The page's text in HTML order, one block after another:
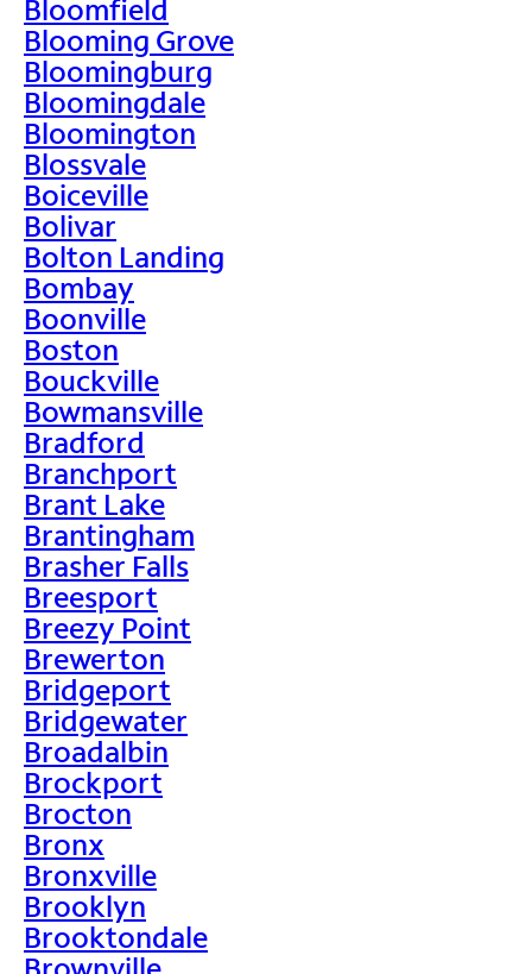
Bloomfield
Blooming Grove
Bloomingburg
Bloomingdale
Bloomington
Blossvale
Boiceville
Bolivar
Bolton Landing
Bombay
Boonville
Boston
Bouckville
Bowmansville
Bradford
Branchport
Brant Lake
Brantingham
Brasher Falls
Breesport
Breezy Point
Brewerton
Bridgeport
Bridgewater
Broadalbin
Brockport
Brocton
Bronx
Bronxville
Brooklyn
Brooktondale